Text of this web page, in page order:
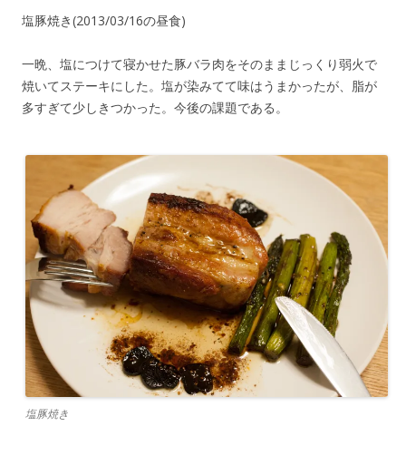
塩豚焼き(2013/03/16の昼食)
一晩、塩につけて寝かせた豚バラ肉をそのままじっくり弱火で
焼いてステーキにした。塩が染みてて味はうまかったが、脂が
多すぎて少しきつかった。今後の課題である。
塩豚焼き